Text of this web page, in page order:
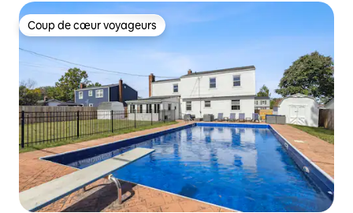
Coup de cœur voyageurs
Coup de cœur voyageurs